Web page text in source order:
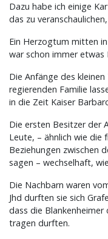
Dazu habe ich einige
das zu
Ein Herzogtum mitten
war schon immer etwas
Die Anfänge des
regierenden Familie
in die Zeit Kaiser
Die ersten Besitzer der
Leute, – ähnlich wie die
Beziehungen zwischen
sagen – wechselhaft,
Die Nachbarn waren
Jhd durften sie sich
dass die
tragen durften.